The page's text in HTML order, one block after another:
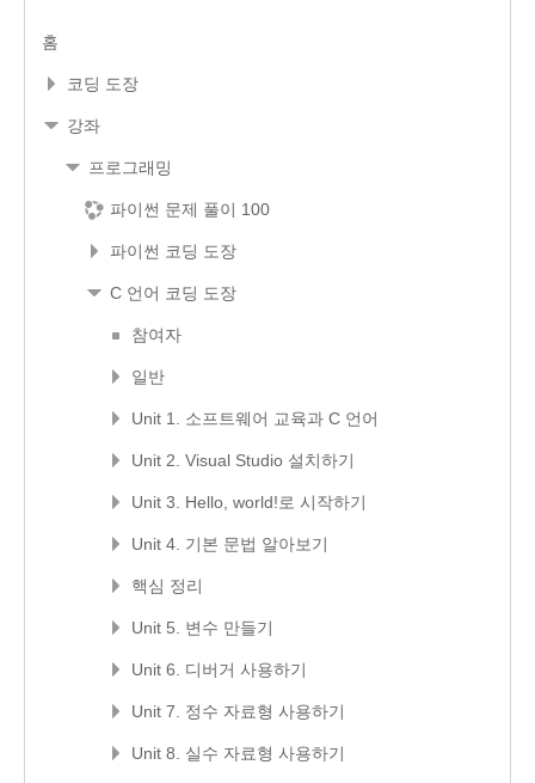
홈
코딩 도장
강좌
프로그래밍
파이썬 문제 풀이 100
파이썬 코딩 도장
C 언어 코딩 도장
참여자
일반
Unit 1. 소프트웨어 교육과 C 언어
Unit 2. Visual Studio 설치하기
Unit 3. Hello, world!로 시작하기
Unit 4. 기본 문법 알아보기
핵심 정리
Unit 5. 변수 만들기
Unit 6. 디버거 사용하기
Unit 7. 정수 자료형 사용하기
Unit 8. 실수 자료형 사용하기